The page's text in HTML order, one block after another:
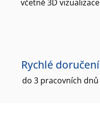
včetně 3D vizualizace
Rychlé doručení
do 3 pracovních dnů